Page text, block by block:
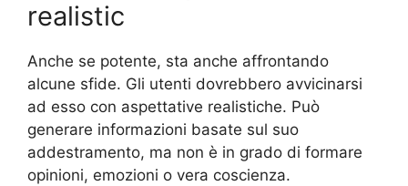
realistic
Anche se potente, sta anche affrontando
alcune sfide. Gli utenti dovrebbero avvicinarsi
ad esso con aspettative realistiche. Può
generare informazioni basate sul suo
addestramento, ma non è in grado di formare
opinioni, emozioni o vera coscienza.